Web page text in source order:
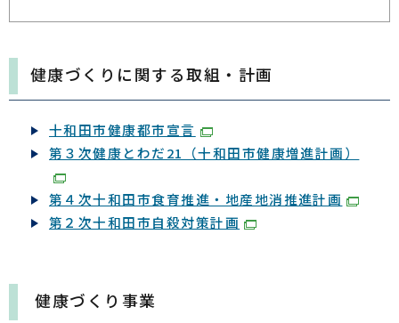
健康増進課 健康づくり推進係
「第２次十和田市自殺対策計画」を策定しました
健康づくりに関する取組・計画
十和田市健康都市宣言
第３次健康とわだ21（十和田市健康増進計画）
第４次十和田市食育推進・地産地消推進計画
第２次十和田市自殺対策計画
健康づくり事業